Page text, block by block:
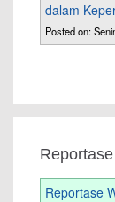
dalam
Posted on:
Reportase